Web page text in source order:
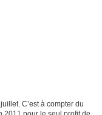
C’est à compter du